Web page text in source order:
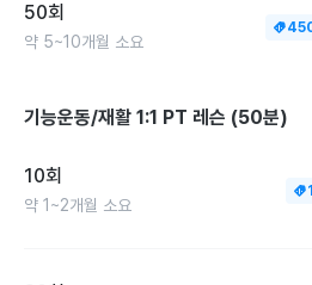
50회
약 5~10개월 소요
기능운동/재활 1:1 PT 레슨 (50분)
10회
약 1~2개월 소요